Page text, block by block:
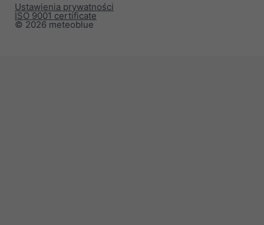
© 2026 meteoblue
ISO 9001 certificate
Ustawienia prywatności